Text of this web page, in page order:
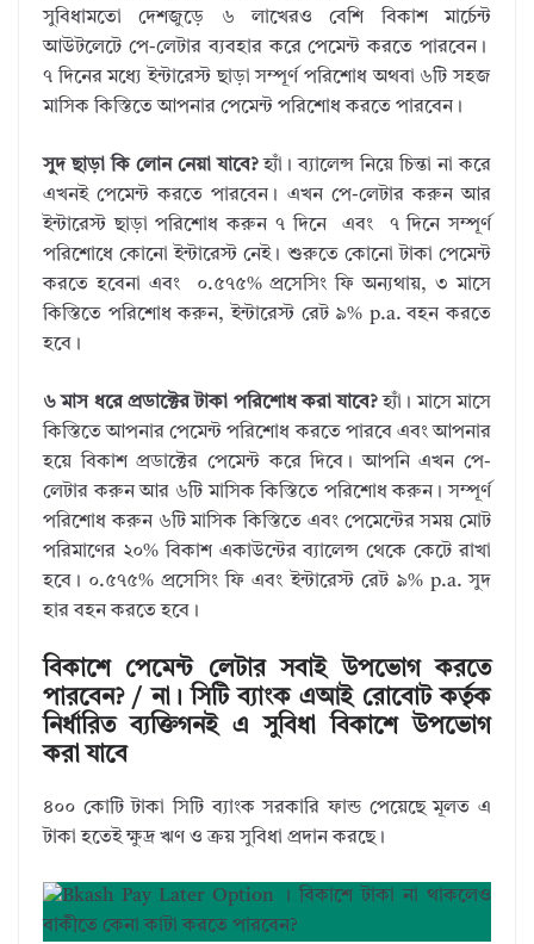
সুবিধামতো দেশজুড়ে ৬ লাখেরও বেশি বিকাশ মার্চেন্ট
আউটলেটে পে-লেটার ব্যবহার করে পেমেন্ট করতে পারবেন।
৭ দিনের মধ্যে ইন্টারেস্ট ছাড়া সম্পূর্ণ পরিশোধ অথবা ৬টি সহজ
মাসিক কিস্তিতে আপনার পেমেন্ট পরিশোধ করতে পারবেন।
সুদ ছাড়া কি লোন নেয়া যাবে?হ্যাঁ। ব্যালেন্স নিয়ে চিন্তা না করে
এখনই পেমেন্ট করতে পারবেন। এখন পে-লেটার করুন আর
ইন্টারেস্ট ছাড়া পরিশোধ করুন ৭ দিনে এবং ৭ দিনে সম্পূর্ণ
পরিশোধে কোনো ইন্টারেস্ট নেই। শুরুতে কোনো টাকা পেমেন্ট
করতে হবেনা এবং ০.৫৭৫% প্রসেসিং ফি অন্যথায়, ৩ মাসে
কিস্তিতে পরিশোধ করুন, ইন্টারেস্ট রেট ৯% p.a. বহন করতে
হবে।
৬ মাস ধরে প্রডাক্টের টাকা পরিশোধ করা যাবে?হ্যাঁ। মাসে মাসে
কিস্তিতে আপনার পেমেন্ট পরিশোধ করতে পারবে এবং আপনার
হয়ে বিকাশ প্রডাক্টের পেমেন্ট করে দিবে। আপনি এখন পে-
লেটার করুন আর ৬টি মাসিক কিস্তিতে পরিশোধ করুন। সম্পূর্ণ
পরিশোধ করুন ৬টি মাসিক কিস্তিতে এবং পেমেন্টের সময় মোট
পরিমাণের ২০% বিকাশ একাউন্টের ব্যালেন্স থেকে কেটে রাখা
হবে। ০.৫৭৫% প্রসেসিং ফি এবং ইন্টারেস্ট রেট ৯% p.a. সুদ
হার বহন করতে হবে।
বিকাশে পেমেন্ট লেটার সবাই উপভোগ করতে
পারবেন? / না। সিটি ব্যাংক এআই রোবোট কর্তৃক
নির্ধারিত ব্যক্তিগনই এ সুবিধা বিকাশে উপভোগ
করা যাবে
৪০০ কোটি টাকা সিটি ব্যাংক সরকারি ফান্ড পেয়েছে মূলত এ
টাকা হতেই ক্ষুদ্র ঋণ ও ক্রয় সুবিধা প্রদান করছে।